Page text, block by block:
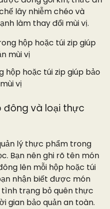
lây nhiễm chéo và
làm thay đổi mùi vị.
hoặc túi zip giúp bảo
vị
đông và loại thực
lý thực phẩm trong
Bạn nên ghi rõ tên món
lên mỗi hộp hoặc túi
nhận biết được món
trạng bỏ quên thực
gian bảo quản an toàn.